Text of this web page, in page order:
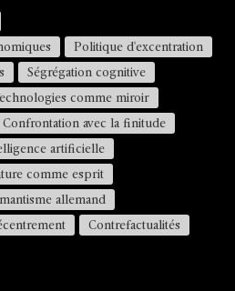
Politique d'excentration
Ségrégation cognitive
comme miroir
Confrontation avec la finitude
artificielle
comme esprit
allemand
Contrefactualités